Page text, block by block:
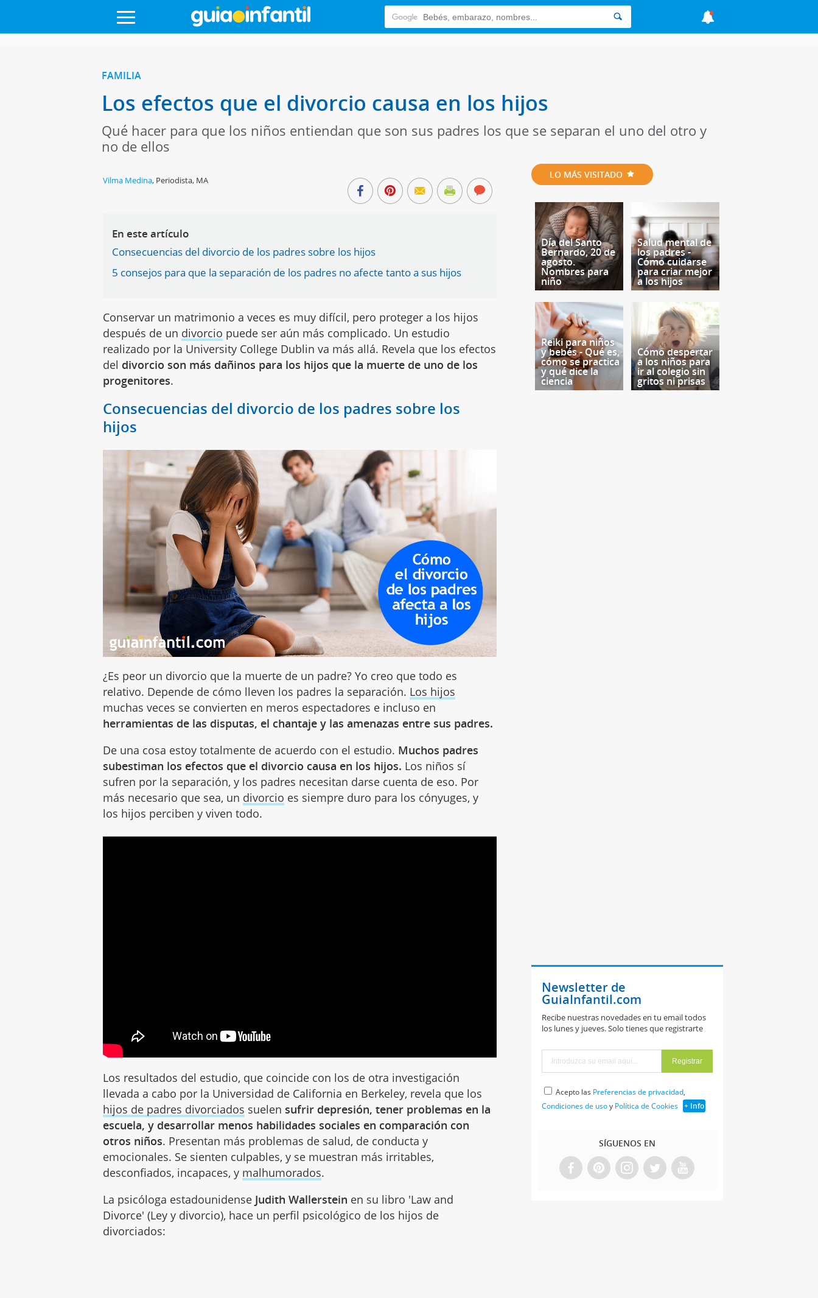
FAMILIA
Los efectos que el divorcio causa en los hijos
Qué hacer para que los niños entiendan que son sus padres los que se separan el uno del otro y
no de ellos
Vilma Medina, Periodista, MA
En este artículo
Consecuencias del divorcio de los padres sobre los hijos
5 consejos para que la separación de los padres no afecte tanto a sus hijos
Conservar un matrimonio a veces es muy difícil, pero proteger a los hijos
después de un divorcio puede ser aún más complicado. Un estudio
realizado por la University College Dublin va más allá. Revela que los efectos
del divorcio son más dañinos para los hijos que la muerte de uno de los
progenitores.
Consecuencias del divorcio de los padres sobre los
hijos
¿Es peor un divorcio que la muerte de un padre? Yo creo que todo es
relativo. Depende de cómo lleven los padres la separación. Los hijos
muchas veces se convierten en meros espectadores e incluso en
herramientas de las disputas, el chantaje y las amenazas entre sus padres.
De una cosa estoy totalmente de acuerdo con el estudio. Muchos padres
subestiman los efectos que el divorcio causa en los hijos. Los niños sí
sufren por la separación, y los padres necesitan darse cuenta de eso. Por
más necesario que sea, un divorcio es siempre duro para los cónyuges, y
los hijos perciben y viven todo.
Los resultados del estudio, que coincide con los de otra investigación
llevada a cabo por la Universidad de California en Berkeley, revela que los
hijos de padres divorciados suelensufrir depresión, tener problemas en la
escuela, y desarrollar menos habilidades sociales en comparación con
otros niños. Presentan más problemas de salud, de conducta y
emocionales. Se sienten culpables, y se muestran más irritables,
desconfiados, incapaces, y malhumorados.
La psicóloga estadounidense Judith Wallerstein en su libro 'Law and
Divorce' (Ley y divorcio), hace un perfil psicológico de los hijos de
divorciados:
LO MÁS VISITADO
Día del Santo
Bernardo, 20 de
agosto.
Nombres para
niño
Salud mental de
los padres -
Cómo cuidarse
para criar mejor
a los hijos
Reiki para niños
y bebés - Qué es,
cómo se practica
y qué dice la
ciencia
Cómo despertar
a los niños para
ir al colegio sin
gritos ni prisas
Newsletter de
GuiaInfantil.com
Recibe nuestras novedades en tu email todos
los lunes y jueves. Solo tienes que registrarte
Acepto las Preferencias de privacidad,
Condiciones de usoy Política de Cookies + Info
SÍGUENOS EN